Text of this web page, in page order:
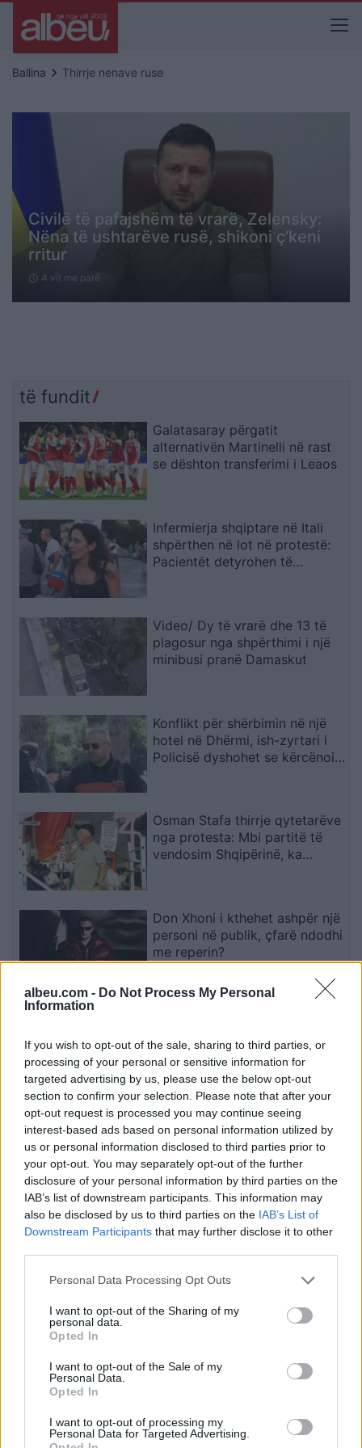
albeu.com - Do Not Process My Personal
Information
If you wish to opt-out of the sale, sharing to third parties, or
processing of your personal or sensitive information for
targeted advertising by us, please use the below opt-out
section to confirm your selection. Please note that after your
opt-out request is processed you may continue seeing
interest-based ads based on personal information utilized by
us or personal information disclosed to third parties prior to
your opt-out. You may separately opt-out of the further
disclosure of your personal information by third parties on the
IAB’s list of downstream participants. This information may
also be disclosed by us to third parties on the IAB’s List of
Downstream Participants that may further disclose it to other
Personal Data Processing Opt Outs
I want to opt-out of the Sharing of my
personal data.
Opted In
I want to opt-out of the Sale of my
Personal Data.
Opted In
I want to opt-out of processing my
Personal Data for Targeted Advertising.
Ballina keyboard_arrow_right Thirrje nenave ruse
Civilë të pafajshëm të vrarë, Zelensky:
Nëna të ushtarëve rusë, shikoni ç’keni
rritur
schedule 4 vit me parë
të fundit
Galatasaray përgatit
alternativën Martinelli në rast
se dështon transferimi i Leaos
Infermierja shqiptare në Itali
shpërthen në lot në protestë:
Pacientët detyrohen të
Video/ Dy të vrarë dhe 13 të
plagosur nga shpërthimi i një
minibusi pranë Damaskut
Konflikt për shërbimin në një
hotel në Dhërmi, ish-zyrtari i
Policisë dyshohet se kërcënoi
Osman Stafa thirrje qytetarëve
nga protesta: Mbi partitë të
vendosim Shqipërinë, ka
Don Xhoni i kthehet ashpër një
personi në publik, çfarë ndodhi
me reperin?
të kokainës në Frakull
Esim for Global
Esim for USA | Esim for Italy Esim for Spain|
for Turkey|Esim for Germany|Esim for Greece|